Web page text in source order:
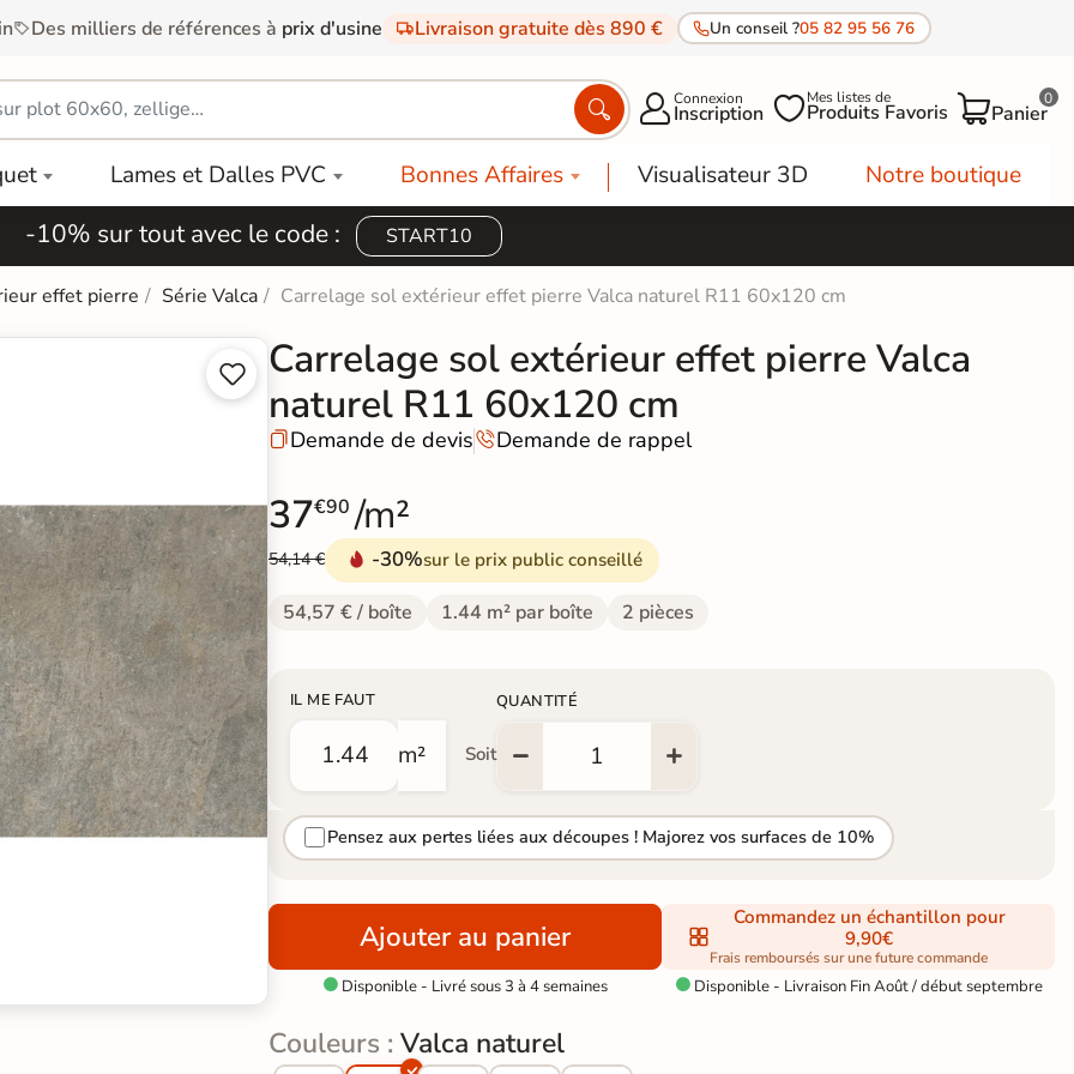
Des milliers de références à prix d'usine Livraison gratuite dès 890 € Un conseil ?05 82 95 56 76
 Connexion
Inscription Mes listes de
Produits Favoris Panier
0
Lames et Dalles PVC Bonnes Affaires Visualisateur 3D Notre boutique
-10% sur tout avec le code : START10
effet pierre Série Valca Carrelage sol extérieur effet pierre Valca naturel R11 60x120 cm


Carrelage sol extérieur effet pierre Valca
naturel R11 60x120 cm
Demande de devisDemande de rappel
37€90 /m²
54,14 € -30%sur le prix public conseillé
54,57 € / boîte 1.44 m² par boîte 2 pièces
IL ME FAUT
m² Soit
QUANTITÉ
Pensez aux pertes liées aux découpes ! Majorez vos surfaces de 10%
Ajouter au panier
 Disponible - Livré sous 3 à 4 semaines
Commandez un échantillon pour
9,90€
Frais remboursés sur une future commande
Disponible - Livraison Fin Août / début septembre
Couleurs : Valca naturel